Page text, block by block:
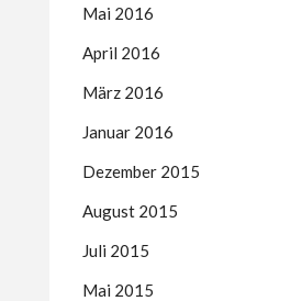
Mai 2016
April 2016
März 2016
Januar 2016
Dezember 2015
August 2015
Juli 2015
Mai 2015